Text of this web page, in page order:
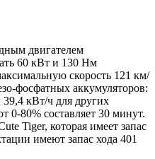
двигателем
60 кВт и 130 Нм
скорость 121 км/
фосфатных аккумуляторов:
кВт/ч для других
0-80% составляет 30 минут.
Tiger, которая имеет запас
имеют запас хода 401